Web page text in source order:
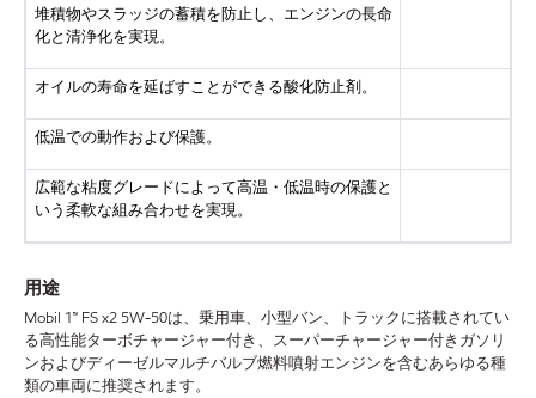
堆積物やスラッジの蓄積を防止し、エンジンの長命
化と清浄化を実現。
オイルの寿命を延ばすことができる酸化防止剤。
低温での動作および保護。
広範な粘度グレードによって高温・低温時の保護と
いう柔軟な組み合わせを実現。
用途
Mobil 1™ FS x2 5W-50は、乗用車、小型バン、トラックに搭載されてい
る高性能ターボチャージャー付き、スーパーチャージャー付きガソリ
ンおよびディーゼルマルチバルブ燃料噴射エンジンを含むあらゆる種
類の車両に推奨されます。